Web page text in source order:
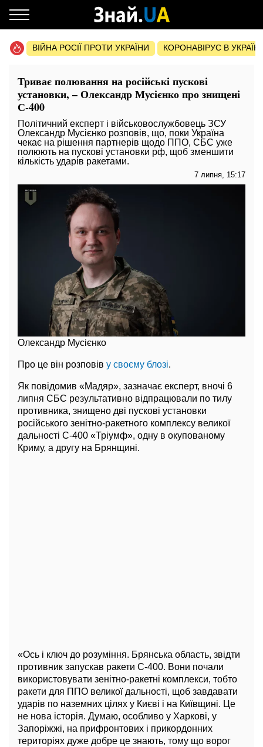
ВІЙНА РОСІЇ ПРОТИ УКРАЇНИ КОРОНАВІРУС В УКРАЇНІ
Триває полювання на російські пускові
установки, – Олександр Мусієнко про знищені
С-400
Політичний експерт і військовослужбовець ЗСУ
Олександр Мусієнко розповів, що, поки Україна
чекає на рішення партнерів щодо ППО, СБС уже
полюють на пускові установки рф, щоб зменшити
кількість ударів ракетами.
7 липня, 15:17
Олександр Мусієнко
Про це він розповів у своєму блозі.
Як повідомив «Мадяр», зазначає експерт, вночі 6
липня СБС результативно відпрацювали по тилу
противника, знищено дві пускові установки
російського зенітно-ракетного комплексу великої
дальності С-400 «Тріумф», одну в окупованому
Криму, а другу на Брянщині.
«Ось і ключ до розуміння. Брянська область, звідти
противник запускав ракети С-400. Вони почали
використовувати зенітно-ракетні комплекси, тобто
ракети для ППО великої дальності, щоб завдавати
ударів по наземних цілях у Києві і на Київщині. Це
не нова історія. Думаю, особливо у Харкові, у
Запоріжжі, на прифронтових і прикордонних
територіях дуже добре це знають, тому що ворог